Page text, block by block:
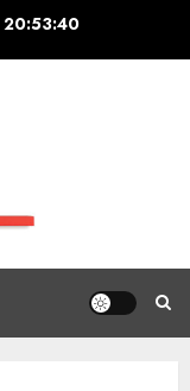
20:53:42